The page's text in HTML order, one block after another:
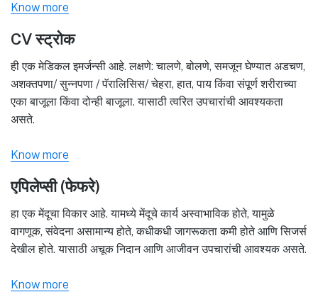
Know more
CV स्ट्रोक
ही एक मेडिकल इमर्जन्सी आहे. लक्षणे: चालणे, बोलणे, समजून घेण्यात अडचण,
अशक्तपणा/ सुन्नपणा / पॅरालिसिस/ चेहरा, हात, पाय किंवा संपूर्ण शरीराच्या
एका बाजूला किंवा दोन्ही बाजूला. यासाठी त्वरित उपचारांची आवश्यकता
असते.
Know more
एपिलेप्सी (फेफरे)
हा एक मेंदूचा विकार आहे. यामध्ये मेंदूचे कार्य अस्वाभाविक होते, यामुळे
वागणूक, संवेदना असामान्य होते, कधीकधी जागरूकता कमी होते आणि सिजर्स
देखील होते. यासाठी अचूक निदान आणि आजीवन उपचारांची आवश्यक असते.
Know more